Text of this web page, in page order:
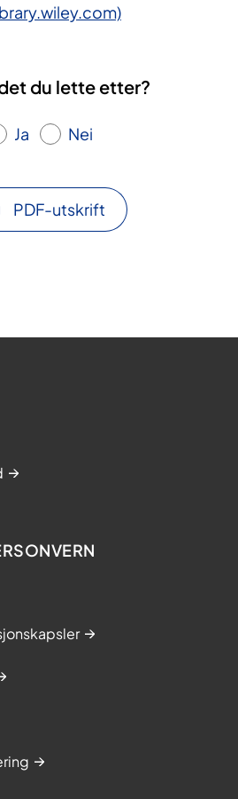
du lette etter?
Ja Nei
PDF-utskrift